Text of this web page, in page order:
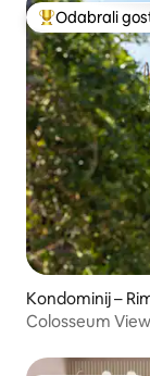
Među najviše
Odabrali
Kondominij –
Colosseum